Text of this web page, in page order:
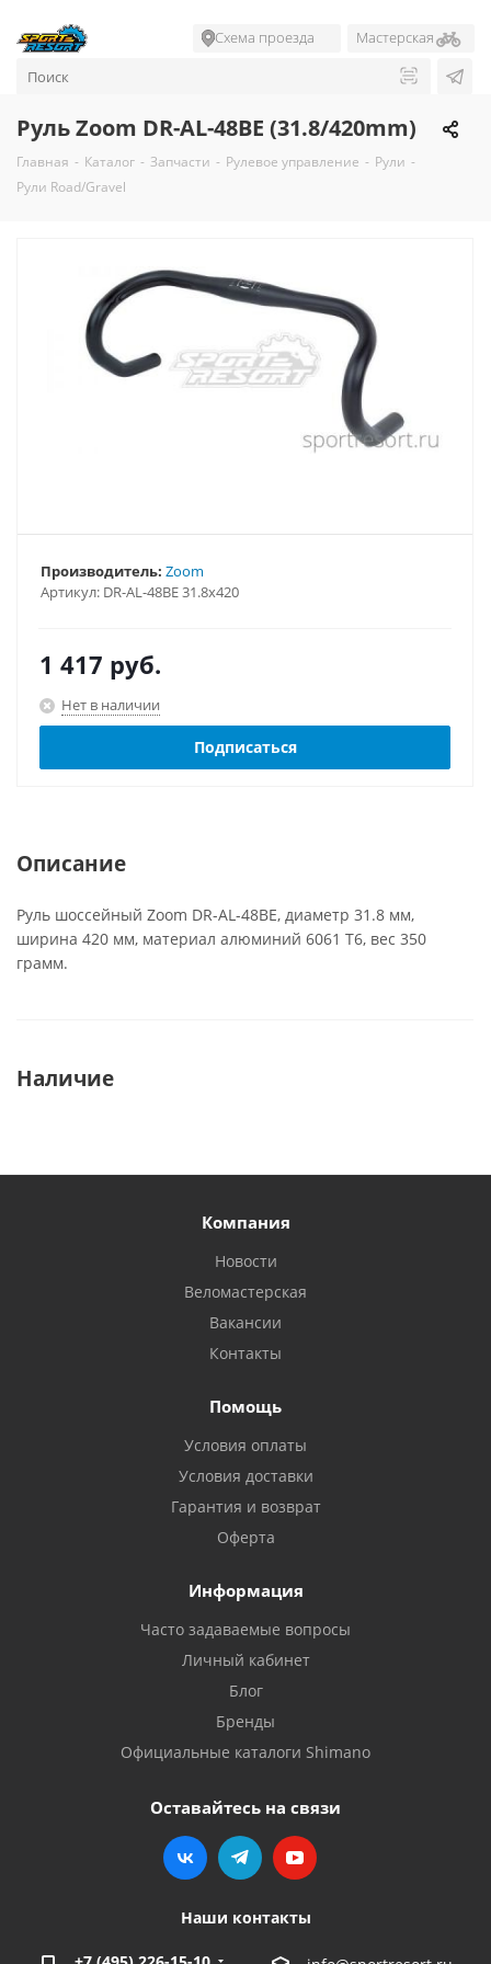
Схема проезда Мастерская
Руль Zoom DR-AL-48BE (31.8/420mm)
Главная - Каталог - Запчасти - Рулевое управление - Рули -
Рули Road/Gravel
Артикул: DR-AL-48BE 31.8x420
Производитель: Zoom
1 417 руб.
Нет в наличии
Подписаться
Описание
Руль шоссейный Zoom DR-AL-48BE, диаметр 31.8 мм,
ширина 420 мм, материал алюминий 6061 T6, вес 350
грамм.
Наличие
Компания
Новости
Веломастерская
Вакансии
Контакты
Помощь
Условия оплаты
Условия доставки
Гарантия и возврат
Оферта
Информация
Часто задаваемые вопросы
Личный кабинет
Блог
Бренды
Официальные каталоги Shimano
Оставайтесь на связи
Наши контакты